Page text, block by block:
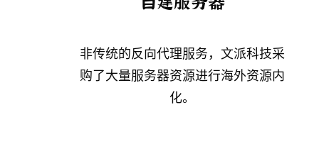
非传统的反向代理服务，文派科技采
购了大量服务器资源进行海外资源内
化。